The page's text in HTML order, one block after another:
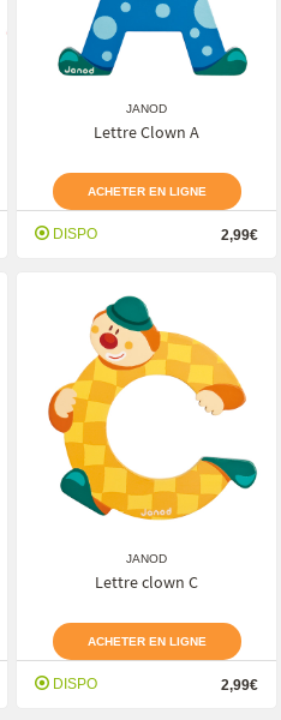
JANOD
Lettre Clown A
ACHETER EN LIGNE
DISPO 2,99€
JANOD
Lettre clown C
ACHETER EN LIGNE
DISPO 2,99€